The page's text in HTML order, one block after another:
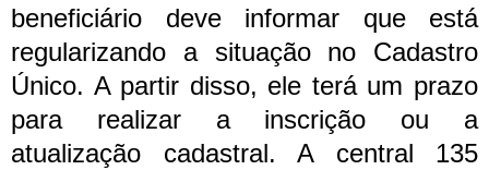
beneficiário deve informar que está
regularizando a situação no Cadastro
Único. A partir disso, ele terá um prazo
para realizar a inscrição ou a
atualização cadastral. A central 135